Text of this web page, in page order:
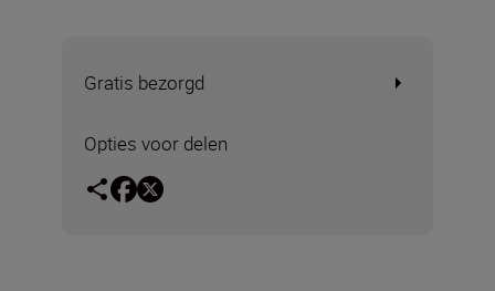
Gratis bezorgd
Opties voor delen